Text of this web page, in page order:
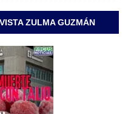
ZULMA GUZMÁN